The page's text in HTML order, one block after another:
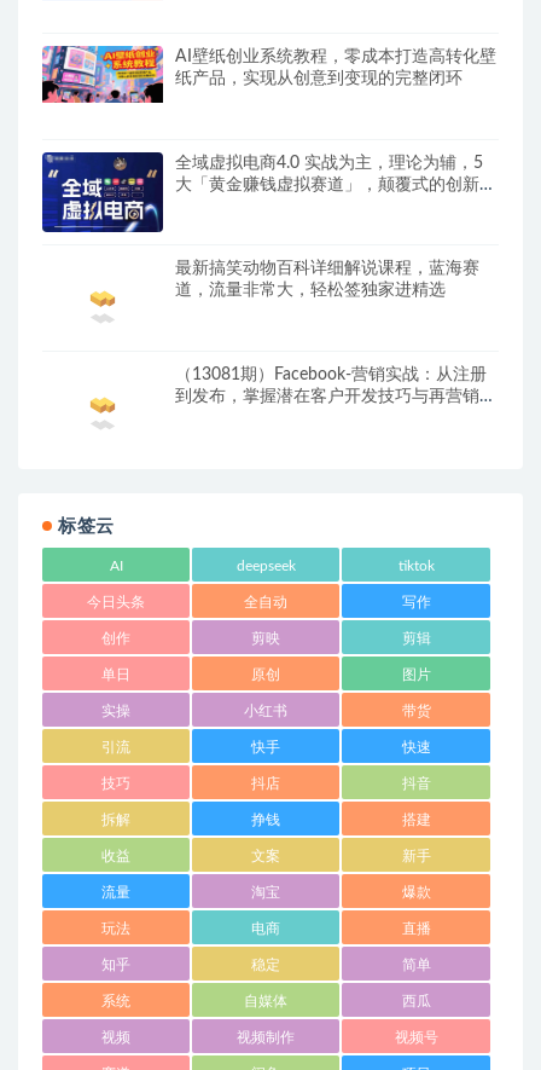
AI壁纸创业系统教程，零成本打造高转化壁
纸产品，实现从创意到变现的完整闭环
全域虚拟电商4.0 实战为主，理论为辅，5
大「黄金赚钱虚拟赛道」，颠覆式的创新玩
最新搞笑动物百科详细解说课程，蓝海赛
道，流量非常大，轻松签独家进精选
（13081期）Facebook-营销实战：从注册
到发布，掌握潜在客户开发技巧与再营销策
标签云
AI deepseek tiktok
今日头条 全自动 写作
创作 剪映 剪辑
单日 原创 图片
实操 小红书 带货
引流 快手 快速
技巧 抖店 抖音
拆解 挣钱 搭建
收益 文案 新手
流量 淘宝 爆款
玩法 电商 直播
知乎 稳定 简单
系统 自媒体 西瓜
视频 视频制作 视频号